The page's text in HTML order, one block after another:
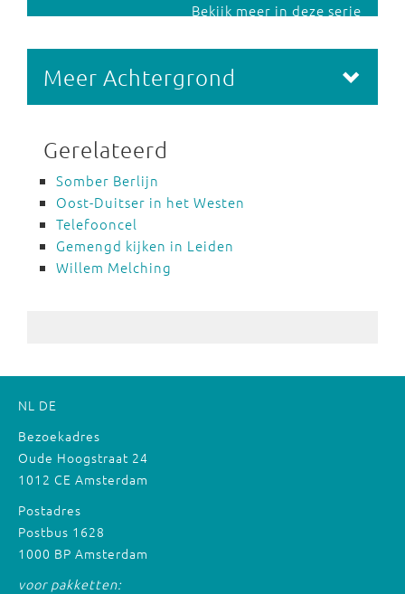
Bekijk meer in deze serie
Meer Achtergrond
Gerelateerd
Somber Berlijn
Oost-Duitser in het Westen
Telefooncel
Gemengd kijken in Leiden
Willem Melching
NL DE
Bezoekadres
Oude Hoogstraat 24
1012 CE Amsterdam
Postadres
Postbus 1628
1000 BP Amsterdam
voor pakketten: